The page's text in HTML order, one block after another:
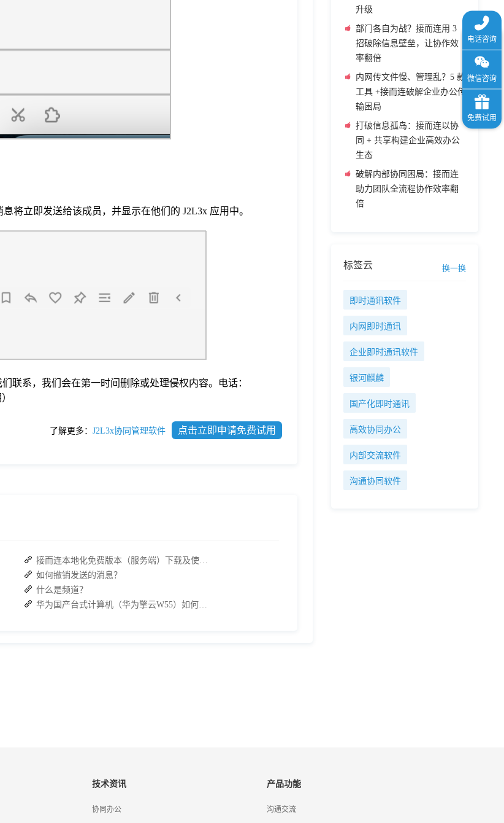
将立即发送给该成员，并显示在他们的 J2L3x 应用中。
联系，我们会在第一时间删除或处理侵权内容。电话：
了解更多： J2L3x协同管理软件 点击立即申请免费试用
接而连本地化免费版本（服务端）下载及使用操作手册
如何撤销发送的消息？
什么是频道？
华为国产台式计算机（华为擎云W55）如何下载 J2L3x 客户端
升级
部门各自为战？接而连用 3
招破除信息壁垒，让协作效
率翻倍
内网传文件慢、管理乱？5 款
工具 +接而连破解企业办公传
输困局
打破信息孤岛：接而连以协
同 + 共享构建企业高效办公
生态
破解内部协同困局：接而连
助力团队全流程协作效率翻
倍
标签云 换一换
即时通讯软件
内网即时通讯
企业即时通讯软件
银河麒麟
国产化即时通讯
高效协同办公
内部交流软件
沟通协同软件
技术资讯
协同办公
产品功能
沟通交流